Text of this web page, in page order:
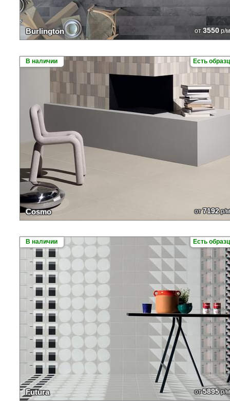
Burlington от 3550 р/
Есть
В наличии
Cosmo от7192р/
Есть
В наличии
Futura от5895р/